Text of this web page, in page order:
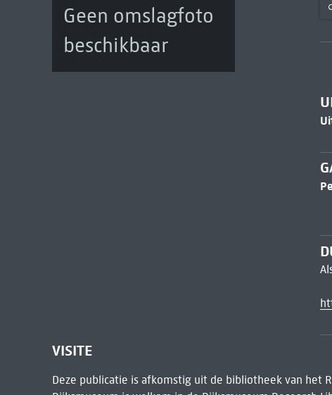
Geen omslagfoto
beschikbaar
VISITE
Deze publicatie is afkomstig uit de bibliotheek van het